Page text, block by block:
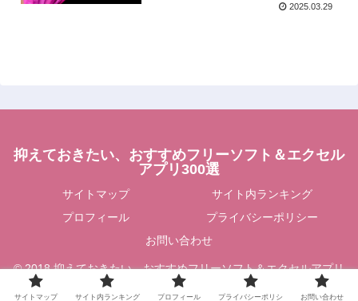
2025.03.29
抑えておきたい、おすすめフリーソフト＆エクセル
アプリ300選
サイトマップ
サイト内ランキング
プロフィール
プライバシーポリシー
お問い合わせ
© 2018 抑えておきたい、おすすめフリーソフト＆エクセルアプリ
300選.
サイトマップ サイト内ランキング プロフィール プライバシーポリシ お問い合わせ